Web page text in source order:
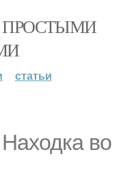
ПРОСТЫМИ
статьи
во